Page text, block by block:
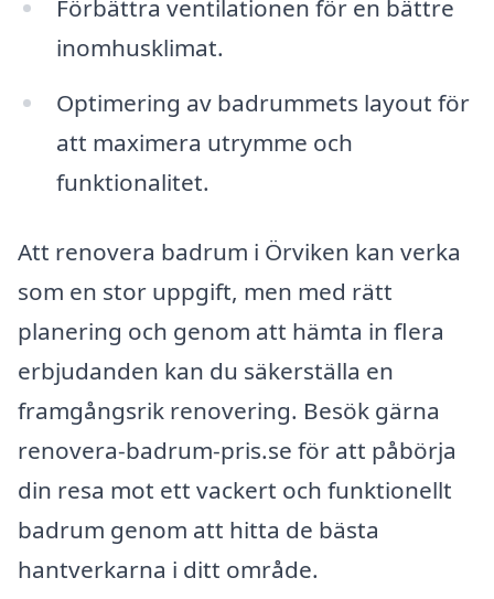
Förbättra ventilationen för en bättre
inomhusklimat.
Optimering av badrummets layout för
att maximera utrymme och
funktionalitet.
Att renovera badrum i Örviken kan verka
som en stor uppgift, men med rätt
planering och genom att hämta in flera
erbjudanden kan du säkerställa en
framgångsrik renovering. Besök gärna
renovera-badrum-pris.se för att påbörja
din resa mot ett vackert och funktionellt
badrum genom att hitta de bästa
hantverkarna i ditt område.